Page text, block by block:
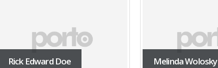
Rick Edward Doe Melinda Wolosky